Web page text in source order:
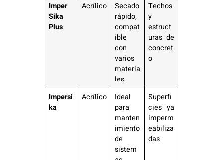
Imper
Sika
Plus
Acrílico
Secado
rápido,
compat
ible
con
varios
materia
les
Techos
y
estruct
uras de
concret
o
Impersi
ka
Acrílico
Ideal
para
manten
imiento
de
sistem
Superfi
cies ya
imperm
eabiliza
das